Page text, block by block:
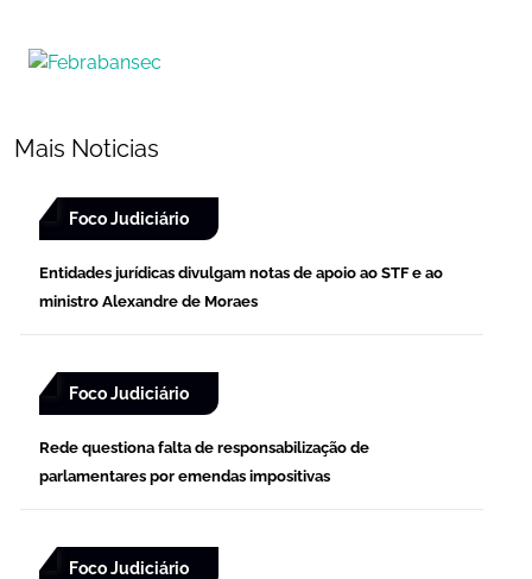
Mais Noticias
Foco Judiciário
Entidades jurídicas divulgam notas de apoio ao STF e ao
ministro Alexandre de Moraes
Foco Judiciário
Rede questiona falta de responsabilização de
parlamentares por emendas impositivas
Foco Judiciário